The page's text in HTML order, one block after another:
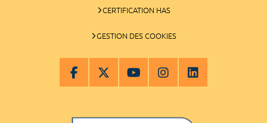
CERTIFICATION HAS
GESTION DES COOKIES